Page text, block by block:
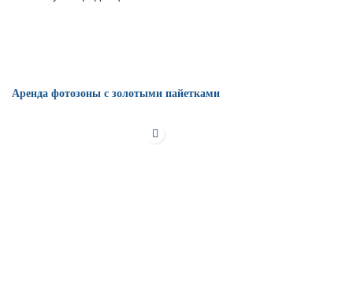
Аренда фотозоны с золотыми пайетками